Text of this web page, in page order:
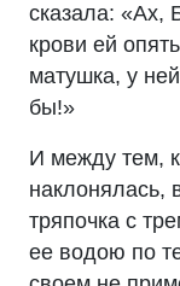
сказала: «Ах,
крови ей
матушка, у
бы!»
И между тем,
наклонялась,
тряпочка с
ее водою по